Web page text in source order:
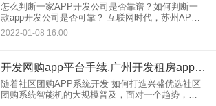
怎么判断一家APP开发公司是否靠谱？如何判断一
款app开发公司是否可靠？ 互联网时代，苏州APP
开发也成为主流。如何正确选择功能强大的APP开
2022-01-08 16:00
开发网购app平台手续,广州开发租房app需要多少钱
随着社区团购APP系统开发 如何打造兴盛优选社区
团购系统智能机的大规模普及，面对一个趋势，电